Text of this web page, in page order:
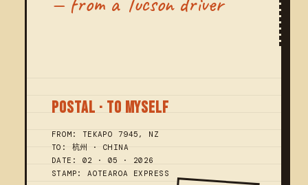
POSTAL · TO MYSELF
FROM: TEKAPO 7945, NZ
TO: 杭州 · CHINA
DATE: 02 · 05 · 2026
STAMP: AOTEAROA EXPRESS